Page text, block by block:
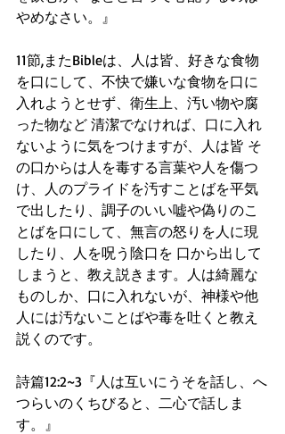
やめなさい。』
11節,またBibleは、人は皆、好きな食物
を口にして、不快で嫌いな食物を口に
入れようとせず、衛生上、汚い物や腐
った物など 清潔でなければ、口に入れ
ないように気をつけますが、人は皆 そ
の口からは人を毒する言葉や人を傷つ
け、人のプライドを汚すことばを平気
で出したり、調子のいい嘘や偽りのこ
とばを口にして、無言の怒りを人に現
したり、人を呪う陰口を 口から出して
しまうと、教え説きます。人は綺麗な
ものしか、口に入れないが、神様や他
人には汚ないことばや毒を吐くと教え
説くのです。
詩篇12:2~3『人は互いにうそを話し、へ
つらいのくちびると、二心で話しま
す。』